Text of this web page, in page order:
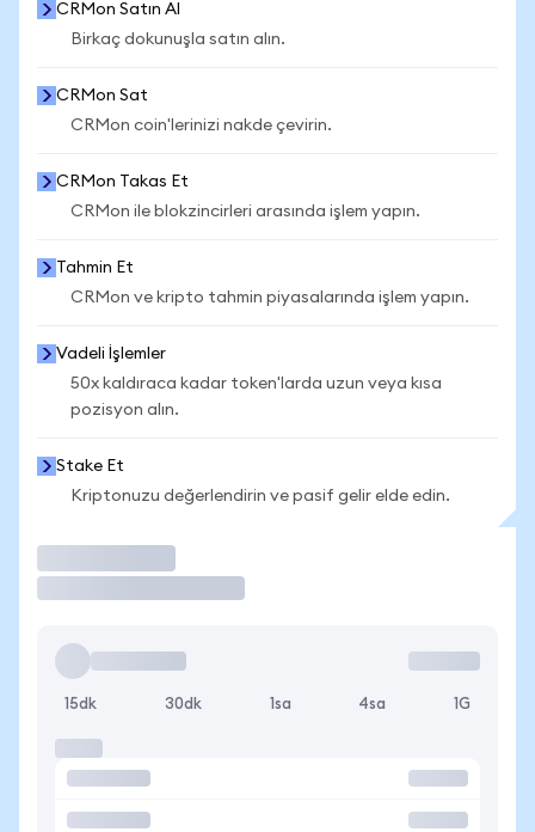
CRMon Satın Al
Birkaç dokunuşla satın alın.
CRMon Sat
CRMon coin'lerinizi nakde çevirin.
CRMon Takas Et
CRMon ile blokzincirleri arasında işlem yapın.
Tahmin Et
CRMon ve kripto tahmin piyasalarında işlem yapın.
Vadeli İşlemler
50x kaldıraca kadar token'larda uzun veya kısa
pozisyon alın.
Stake Et
Kriptonuzu değerlendirin ve pasif gelir elde edin.
15dk 30dk 1sa 4sa 1G